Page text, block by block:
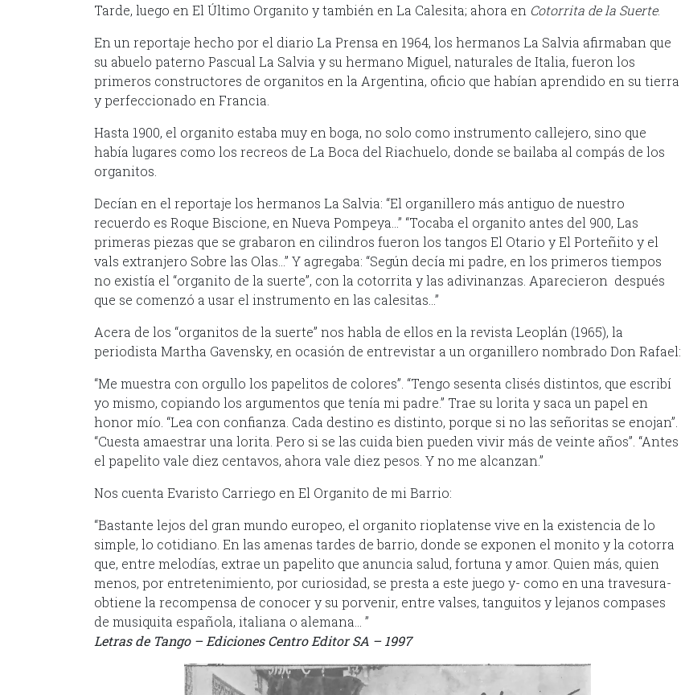
Tarde, luego en El Último Organito y también en La Calesita; ahora en Cotorrita de la Suerte.
En un reportaje hecho por el diario La Prensa en 1964, los hermanos La Salvia afirmaban que
su abuelo paterno Pascual La Salvia y su hermano Miguel, naturales de Italia, fueron los
primeros constructores de organitos en la Argentina, oficio que habían aprendido en su tierra
y perfeccionado en Francia.
Hasta 1900, el organito estaba muy en boga, no solo como instrumento callejero, sino que
había lugares como los recreos de La Boca del Riachuelo, donde se bailaba al compás de los
organitos.
Decían en el reportaje los hermanos La Salvia: “El organillero más antiguo de nuestro
recuerdo es Roque Biscione, en Nueva Pompeya…” “Tocaba el organito antes del 900, Las
primeras piezas que se grabaron en cilindros fueron los tangos El Otario y El Porteñito y el
vals extranjero Sobre las Olas…” Y agregaba: “Según decía mi padre, en los primeros tiempos
no existía el “organito de la suerte”, con la cotorrita y las adivinanzas. Aparecieron después
que se comenzó a usar el instrumento en las calesitas…”
Acera de los “organitos de la suerte” nos habla de ellos en la revista Leoplán (1965), la
periodista Martha Gavensky, en ocasión de entrevistar a un organillero nombrado Don Rafael:
“Me muestra con orgullo los papelitos de colores”. “Tengo sesenta clisés distintos, que escribí
yo mismo, copiando los argumentos que tenía mi padre.” Trae su lorita y saca un papel en
honor mío. “Lea con confianza. Cada destino es distinto, porque si no las señoritas se enojan”.
“Cuesta amaestrar una lorita. Pero si se las cuida bien pueden vivir más de veinte años”. “Antes
el papelito vale diez centavos, ahora vale diez pesos. Y no me alcanzan.”
Nos cuenta Evaristo Carriego en El Organito de mi Barrio:
“Bastante lejos del gran mundo europeo, el organito rioplatense vive en la existencia de lo
simple, lo cotidiano. En las amenas tardes de barrio, donde se exponen el monito y la cotorra
que, entre melodías, extrae un papelito que anuncia salud, fortuna y amor. Quien más, quien
menos, por entretenimiento, por curiosidad, se presta a este juego y- como en una travesura-
obtiene la recompensa de conocer y su porvenir, entre valses, tanguitos y lejanos compases
de musiquita española, italiana o alemana… ”
Letras de Tango – Ediciones Centro Editor SA – 1997